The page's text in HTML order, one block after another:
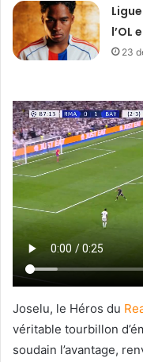
l’OL
23
Joselu, le Héros du
véritable tourbillon
soudain l’avantage,